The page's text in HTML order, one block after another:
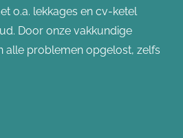
o.a. lekkages en cv-ketel
Door onze vakkundige
alle problemen opgelost, zelfs